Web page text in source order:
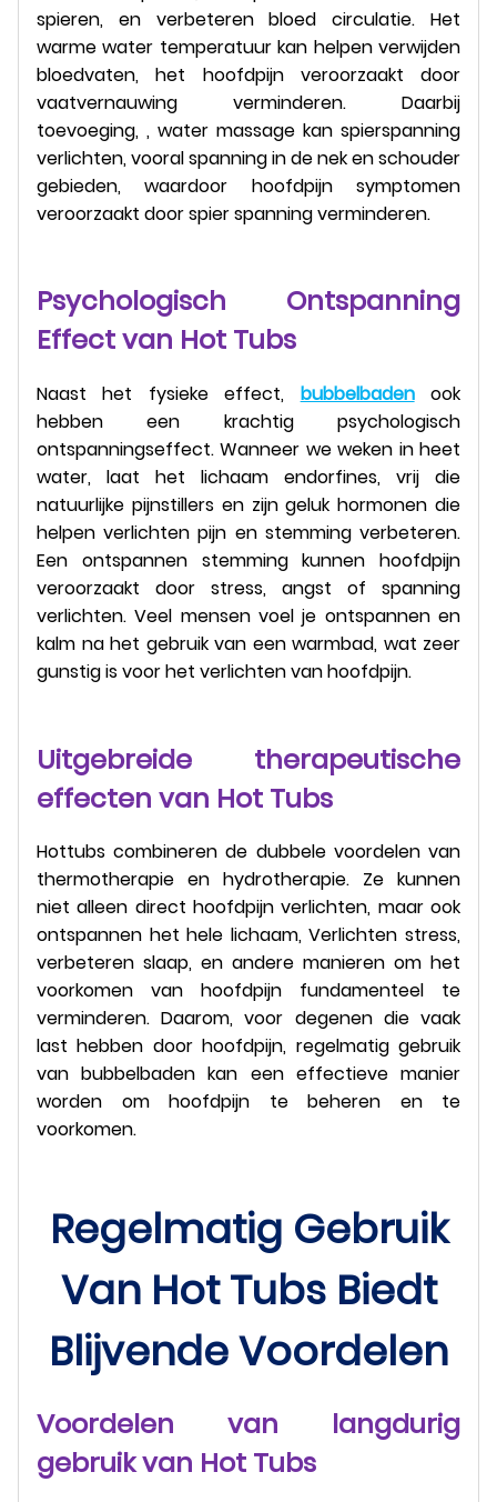
spieren, en verbeteren bloed circulatie. Het
warme water temperatuur kan helpen verwijden
bloedvaten, het hoofdpijn veroorzaakt door
vaatvernauwing verminderen. Daarbij
toevoeging, , water massage kan spierspanning
verlichten, vooral spanning in de nek en schouder
gebieden, waardoor hoofdpijn symptomen
veroorzaakt door spier spanning verminderen.
Psychologisch Ontspanning
Effect van Hot Tubs
Naast het fysieke effect, bubbelbadenook
hebben een krachtig psychologisch
ontspanningseffect. Wanneer we weken in heet
water, laat het lichaam endorfines, vrij die
natuurlijke pijnstillers en zijn geluk hormonen die
helpen verlichten pijn en stemming verbeteren.
Een ontspannen stemming kunnen hoofdpijn
veroorzaakt door stress, angst of spanning
verlichten. Veel mensen voel je ontspannen en
kalm na het gebruik van een warmbad, wat zeer
gunstig is voor het verlichten van hoofdpijn.
Uitgebreide therapeutische
effecten van Hot Tubs
Hottubs combineren de dubbele voordelen van
thermotherapie en hydrotherapie. Ze kunnen
niet alleen direct hoofdpijn verlichten, maar ook
ontspannen het hele lichaam, Verlichten stress,
verbeteren slaap, en andere manieren om het
voorkomen van hoofdpijn fundamenteel te
verminderen. Daarom, voor degenen die vaak
last hebben door hoofdpijn, regelmatig gebruik
van bubbelbaden kan een effectieve manier
worden om hoofdpijn te beheren en te
voorkomen.
Regelmatig Gebruik
Van Hot Tubs Biedt
Blijvende Voordelen
Voordelen van langdurig
gebruik van Hot Tubs